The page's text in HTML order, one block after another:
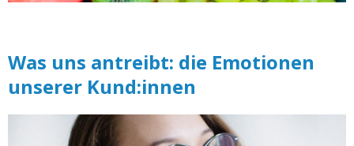
Was uns antreibt: die Emotionen
unserer Kund:innen